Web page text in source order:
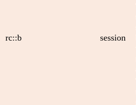
rc::b session